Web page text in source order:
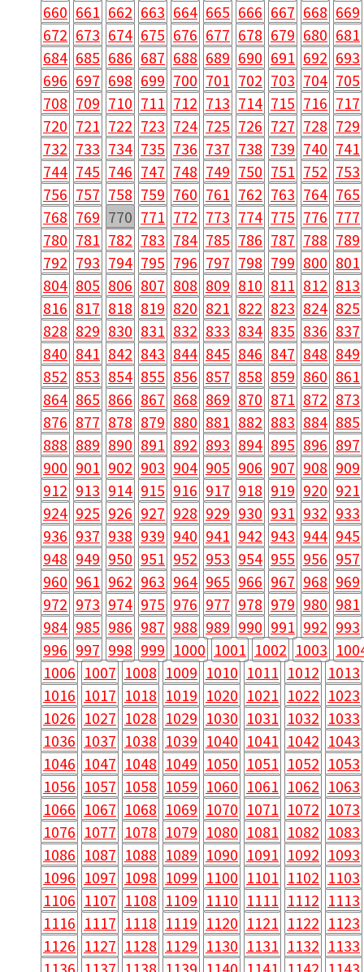
660 661 662 663 664 665 666 667 668 669
672 673 674 675 676 677 678 679 680 681
684 685 686 687 688 689 690 691 692 693
696 697 698 699 700 701 702 703 704 705
708 709 710 711 712 713 714 715 716 717
720 721 722 723 724 725 726 727 728 729
732 733 734 735 736 737 738 739 740 741
744 745 746 747 748 749 750 751 752 753
756 757 758 759 760 761 762 763 764 765
768 769 770 771 772 773 774 775 776 777
780 781 782 783 784 785 786 787 788 789
792 793 794 795 796 797 798 799 800 801
804 805 806 807 808 809 810 811 812 813
816 817 818 819 820 821 822 823 824 825
828 829 830 831 832 833 834 835 836 837
840 841 842 843 844 845 846 847 848 849
852 853 854 855 856 857 858 859 860 861
864 865 866 867 868 869 870 871 872 873
876 877 878 879 880 881 882 883 884 885
888 889 890 891 892 893 894 895 896 897
900 901 902 903 904 905 906 907 908 909
912 913 914 915 916 917 918 919 920 921
924 925 926 927 928 929 930 931 932 933
936 937 938 939 940 941 942 943 944 945
948 949 950 951 952 953 954 955 956 957
960 961 962 963 964 965 966 967 968 969
972 973 974 975 976 977 978 979 980 981
984 985 986 987 988 989 990 991 992 993
996 997 998 999 1000 1001 1002 1003
1006 1007 1008 1009 1010 1011 1012 1013
1016 1017 1018 1019 1020 1021 1022 1023
1026 1027 1028 1029 1030 1031 1032 1033
1036 1037 1038 1039 1040 1041 1042 1043
1046 1047 1048 1049 1050 1051 1052 1053
1056 1057 1058 1059 1060 1061 1062 1063
1066 1067 1068 1069 1070 1071 1072 1073
1076 1077 1078 1079 1080 1081 1082 1083
1086 1087 1088 1089 1090 1091 1092 1093
1096 1097 1098 1099 1100 1101 1102 1103
1106 1107 1108 1109 1110 1111 1112 1113
1116 1117 1118 1119 1120 1121 1122 1123
1126 1127 1128 1129 1130 1131 1132 1133